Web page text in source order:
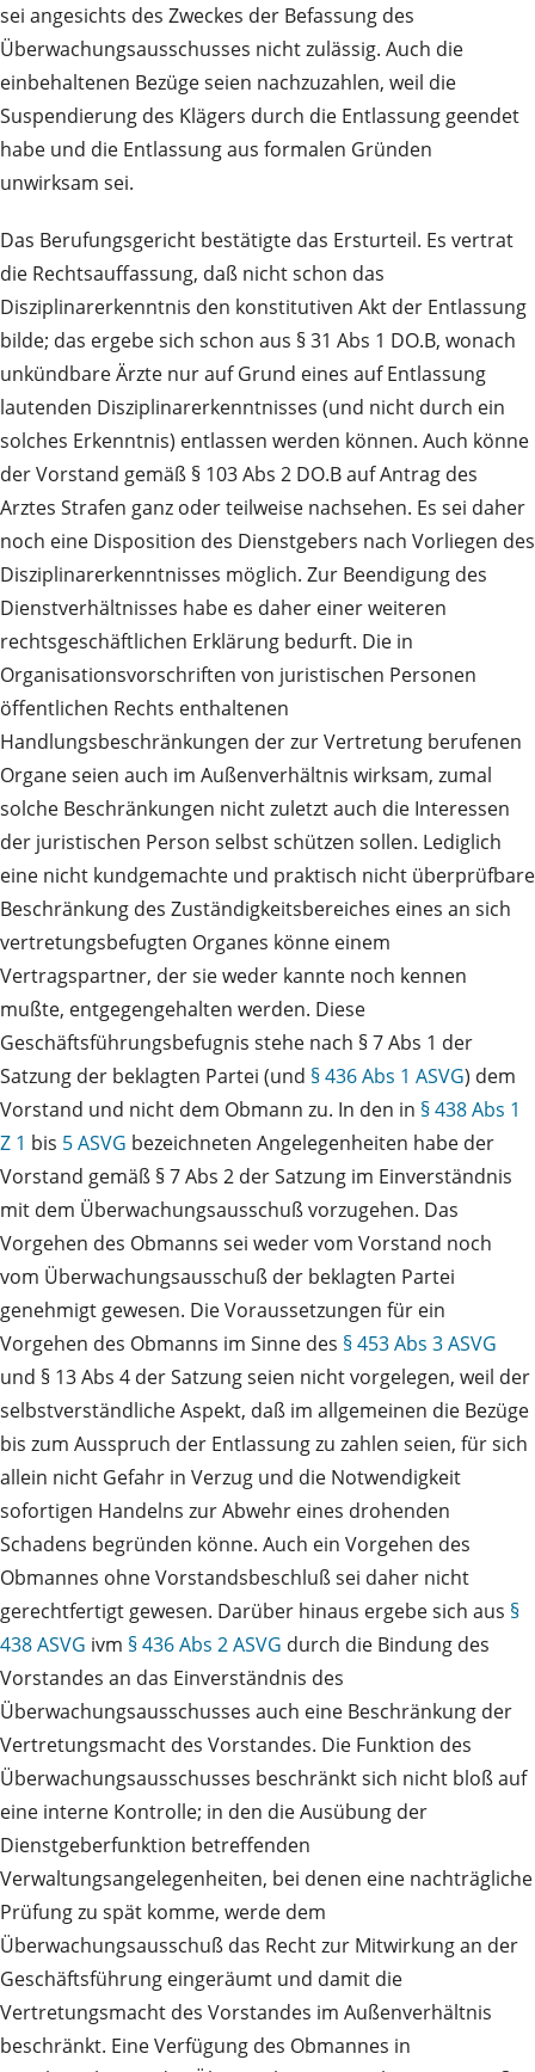
sei angesichts des Zweckes der Befassung des
Überwachungsausschusses nicht zulässig. Auch die
einbehaltenen Bezüge seien nachzuzahlen, weil die
Suspendierung des Klägers durch die Entlassung geendet
habe und die Entlassung aus formalen Gründen
unwirksam sei.
Das Berufungsgericht bestätigte das Ersturteil. Es vertrat
die Rechtsauffassung, daß nicht schon das
Disziplinarerkenntnis den konstitutiven Akt der Entlassung
bilde; das ergebe sich schon aus § 31 Abs 1 DO.B, wonach
unkündbare Ärzte nur auf Grund eines auf Entlassung
lautenden Disziplinarerkenntnisses (und nicht durch ein
solches Erkenntnis) entlassen werden können. Auch könne
der Vorstand gemäß § 103 Abs 2 DO.B auf Antrag des
Arztes Strafen ganz oder teilweise nachsehen. Es sei daher
noch eine Disposition des Dienstgebers nach Vorliegen des
Disziplinarerkenntnisses möglich. Zur Beendigung des
Dienstverhältnisses habe es daher einer weiteren
rechtsgeschäftlichen Erklärung bedurft. Die in
Organisationsvorschriften von juristischen Personen
öffentlichen Rechts enthaltenen
Handlungsbeschränkungen der zur Vertretung berufenen
Organe seien auch im Außenverhältnis wirksam, zumal
solche Beschränkungen nicht zuletzt auch die Interessen
der juristischen Person selbst schützen sollen. Lediglich
eine nicht kundgemachte und praktisch nicht überprüfbare
Beschränkung des Zuständigkeitsbereiches eines an sich
vertretungsbefugten Organes könne einem
Vertragspartner, der sie weder kannte noch kennen
mußte, entgegengehalten werden. Diese
Geschäftsführungsbefugnis stehe nach § 7 Abs 1 der
Satzung der beklagten Partei (und § 436 Abs 1 ASVG) dem
Vorstand und nicht dem Obmann zu. In den in § 438 Abs 1
Z 1 bis 5 ASVG bezeichneten Angelegenheiten habe der
Vorstand gemäß § 7 Abs 2 der Satzung im Einverständnis
mit dem Überwachungsausschuß vorzugehen. Das
Vorgehen des Obmanns sei weder vom Vorstand noch
vom Überwachungsausschuß der beklagten Partei
genehmigt gewesen. Die Voraussetzungen für ein
Vorgehen des Obmanns im Sinne des § 453 Abs 3 ASVG
und § 13 Abs 4 der Satzung seien nicht vorgelegen, weil der
selbstverständliche Aspekt, daß im allgemeinen die Bezüge
bis zum Ausspruch der Entlassung zu zahlen seien, für sich
allein nicht Gefahr in Verzug und die Notwendigkeit
sofortigen Handelns zur Abwehr eines drohenden
Schadens begründen könne. Auch ein Vorgehen des
Obmannes ohne Vorstandsbeschluß sei daher nicht
gerechtfertigt gewesen. Darüber hinaus ergebe sich aus §
438 ASVG ivm § 436 Abs 2 ASVG durch die Bindung des
Vorstandes an das Einverständnis des
Überwachungsausschusses auch eine Beschränkung der
Vertretungsmacht des Vorstandes. Die Funktion des
Überwachungsausschusses beschränkt sich nicht bloß auf
eine interne Kontrolle; in den die Ausübung der
Dienstgeberfunktion betreffenden
Verwaltungsangelegenheiten, bei denen eine nachträgliche
Prüfung zu spät komme, werde dem
Überwachungsausschuß das Recht zur Mitwirkung an der
Geschäftsführung eingeräumt und damit die
Vertretungsmacht des Vorstandes im Außenverhältnis
beschränkt. Eine Verfügung des Obmannes in